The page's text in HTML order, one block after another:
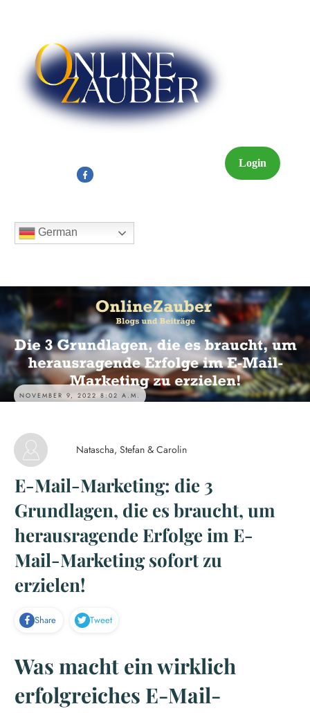
Login
German
NOVEMBER 9, 2022 8:02 A.M.
Natascha, Stefan & Carolin
E-Mail-Marketing: die 3
Grundlagen, die es braucht, um
herausragende Erfolge im E-
Mail-Marketing sofort zu
erzielen!
Share Tweet
Was macht ein wirklich
erfolgreiches E-Mail-